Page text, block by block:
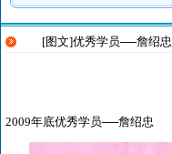
[图文]优秀学员──詹绍忠
2009年底优秀学员──詹绍忠